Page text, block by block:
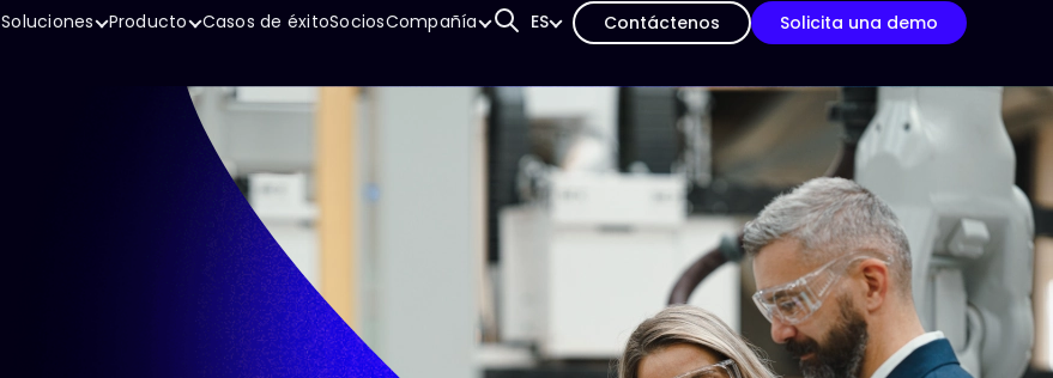
Soluciones Producto Casos de éxitoSociosCompañía ES Contáctenos Solicita una demo